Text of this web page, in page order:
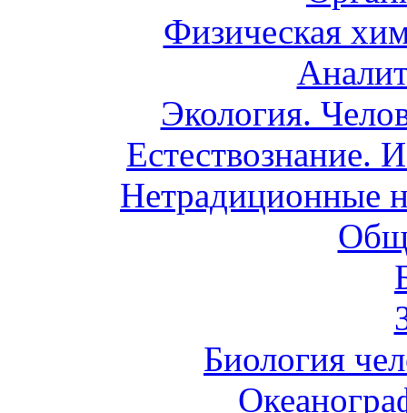
Физическая
Экология.
Естествознание.
Нетрадиционные
Биология